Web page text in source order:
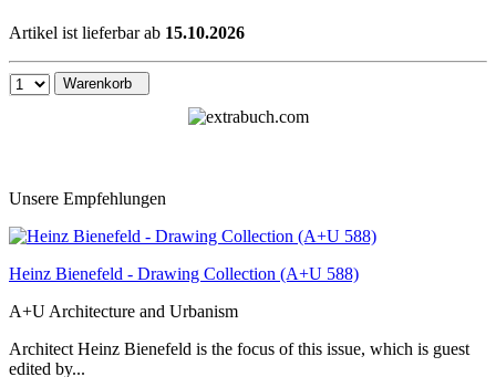
Artikel ist lieferbar ab 15.10.2026
Warenkorb
Unsere Empfehlungen
Heinz Bienefeld - Drawing Collection (A+U 588)
A+U Architecture and Urbanism
Architect Heinz Bienefeld is the focus of this issue, which is guest
edited by...